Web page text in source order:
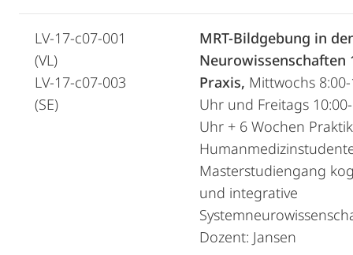
LV-17-c07-001
(VL)
LV-17-c07-003
(SE)
MRT-Bildgebung in
Neurowissenschaften
Praxis, Mittwochs
Uhr und Freitags
Uhr + 6 Wochen
Masterstudiengang
und integrative
Dozent: Jansen